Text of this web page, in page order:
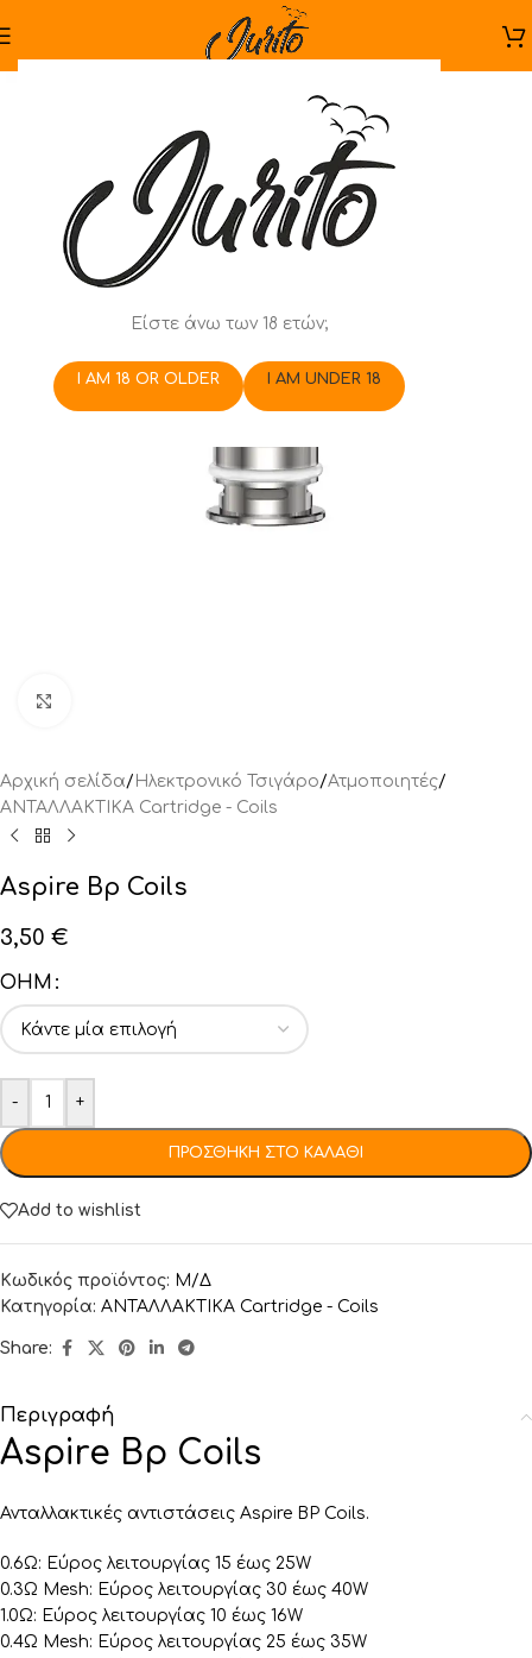
Είστε άνω των 18 ετών;
I AM 18 OR OLDER I AM UNDER 18
Αρχική σελίδα/ Ηλεκτρονικό Τσιγάρο/Ατμοποιητές/
ΑΝΤΑΛΛΑΚΤΙΚA Cartridge - Coils
Aspire Bp Coils
3,50 €
OHM
- +
ΠΡΟΣΘΉΚΗ ΣΤΟ ΚΑΛΆΘΙ
Add to wishlist
Κωδικός προϊόντος: Μ/Δ
Κατηγορία: ΑΝΤΑΛΛΑΚΤΙΚA Cartridge - Coils
Share:
Περιγραφή
Aspire Bp Coils
Ανταλλακτικές αντιστάσεις Aspire BP Coils.
0.6Ω: Εύρος λειτουργίας 15 έως 25W
0.3Ω Mesh: Εύρος λειτουργίας 30 έως 40W
1.0Ω: Εύρος λειτουργίας 10 έως 16W
0.4Ω Mesh: Εύρος λειτουργίας 25 έως 35W